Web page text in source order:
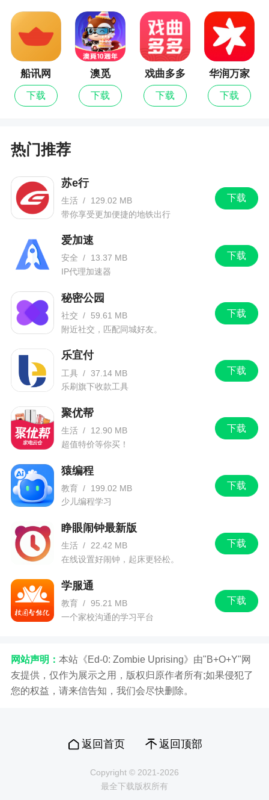
船讯网
下载
澳觅
下载
戏曲多多
下载
华润万家
下载
热门推荐
下载
苏e行
生活 /
129.02 MB
带你享受更加便捷的地铁出行
下载
爱加速
安全 /
13.37 MB
IP代理加速器
下载
秘密公园
社交 /
59.61 MB
附近社交，匹配同城好友。
下载
乐宜付
工具 / 37.14 MB
乐刷旗下收款工具
下载
聚优帮
生活 /
12.90 MB
超值特价等你买！
下载
猿编程
教育 /
199.02 MB
少儿编程学习
下载
睁眼闹钟最新版
生活 / 22.42 MB
在线设置好闹钟，起床更轻松。
下载
学服通
教育 / 95.21 MB
一个家校沟通的学习平台
网站声明： 本站《Ed-0: Zombie Uprising》由"B+O+Y"网
友提供，仅作为展示之用，版权归原作者所有;如果侵犯了
您的权益，请来信告知，我们会尽快删除。
返回首页 返回顶部
Copyright © 2021-2026
最全下载版权所有